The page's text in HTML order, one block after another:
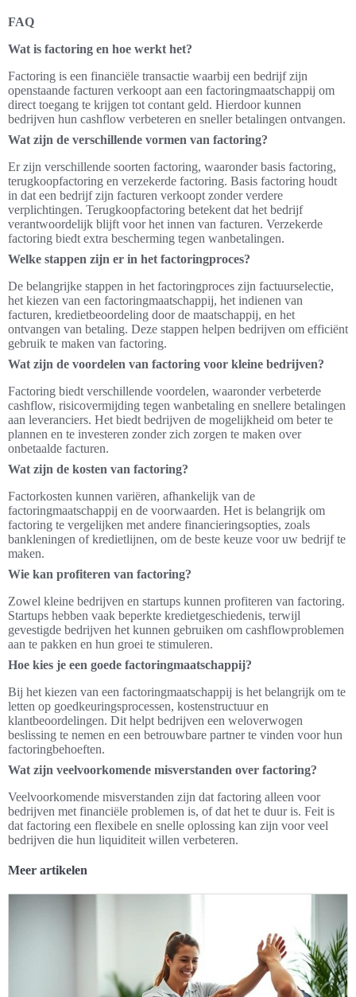
FAQ
Wat is factoring en hoe werkt het?
Factoring is een financiële transactie waarbij een bedrijf zijn
openstaande facturen verkoopt aan een factoringmaatschappij om
direct toegang te krijgen tot contant geld. Hierdoor kunnen
bedrijven hun cashflow verbeteren en sneller betalingen ontvangen.
Wat zijn de verschillende vormen van factoring?
Er zijn verschillende soorten factoring, waaronder basis factoring,
terugkoopfactoring en verzekerde factoring. Basis factoring houdt
in dat een bedrijf zijn facturen verkoopt zonder verdere
verplichtingen. Terugkoopfactoring betekent dat het bedrijf
verantwoordelijk blijft voor het innen van facturen. Verzekerde
factoring biedt extra bescherming tegen wanbetalingen.
Welke stappen zijn er in het factoringproces?
De belangrijke stappen in het factoringproces zijn factuurselectie,
het kiezen van een factoringmaatschappij, het indienen van
facturen, kredietbeoordeling door de maatschappij, en het
ontvangen van betaling. Deze stappen helpen bedrijven om efficiënt
gebruik te maken van factoring.
Wat zijn de voordelen van factoring voor kleine bedrijven?
Factoring biedt verschillende voordelen, waaronder verbeterde
cashflow, risicovermijding tegen wanbetaling en snellere betalingen
aan leveranciers. Het biedt bedrijven de mogelijkheid om beter te
plannen en te investeren zonder zich zorgen te maken over
onbetaalde facturen.
Wat zijn de kosten van factoring?
Factorkosten kunnen variëren, afhankelijk van de
factoringmaatschappij en de voorwaarden. Het is belangrijk om
factoring te vergelijken met andere financieringsopties, zoals
bankleningen of kredietlijnen, om de beste keuze voor uw bedrijf te
maken.
Wie kan profiteren van factoring?
Zowel kleine bedrijven en startups kunnen profiteren van factoring.
Startups hebben vaak beperkte kredietgeschiedenis, terwijl
gevestigde bedrijven het kunnen gebruiken om cashflowproblemen
aan te pakken en hun groei te stimuleren.
Hoe kies je een goede factoringmaatschappij?
Bij het kiezen van een factoringmaatschappij is het belangrijk om te
letten op goedkeuringsprocessen, kostenstructuur en
klantbeoordelingen. Dit helpt bedrijven een weloverwogen
beslissing te nemen en een betrouwbare partner te vinden voor hun
factoringbehoeften.
Wat zijn veelvoorkomende misverstanden over factoring?
Veelvoorkomende misverstanden zijn dat factoring alleen voor
bedrijven met financiële problemen is, of dat het te duur is. Feit is
dat factoring een flexibele en snelle oplossing kan zijn voor veel
bedrijven die hun liquiditeit willen verbeteren.
Meer artikelen